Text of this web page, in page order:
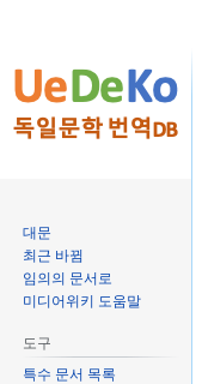
대문
최근 바뀜
임의의 문서로
미디어위키 도움말
도구
특수 문서 목록